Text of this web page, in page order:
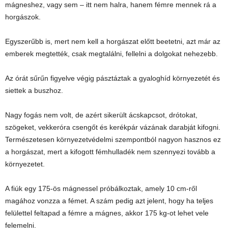
mágneshez, vagy sem – itt nem halra, hanem fémre mennek rá a
horgászok.
Egyszerűbb is, mert nem kell a horgászat előtt beetetni, azt már az
emberek megtették, csak megtalálni, fellelni a dolgokat nehezebb.
Az órát sűrűn figyelve végig pásztáztak a gyaloghíd környezetét és
siettek a buszhoz.
Nagy fogás nem volt, de azért sikerült ácskapcsot, drótokat,
szögeket, vekkeróra csengőt és kerékpár vázának darabját kifogni.
Természetesen környezetvédelmi szempontból nagyon hasznos ez
a horgászat, mert a kifogott fémhulladék nem szennyezi tovább a
környezetet.
A fiúk egy 175-ös mágnessel próbálkoztak, amely 10 cm-ről
magához vonzza a fémet. A szám pedig azt jelent, hogy ha teljes
felülettel feltapad a fémre a mágnes, akkor 175 kg-ot lehet vele
felemelni.